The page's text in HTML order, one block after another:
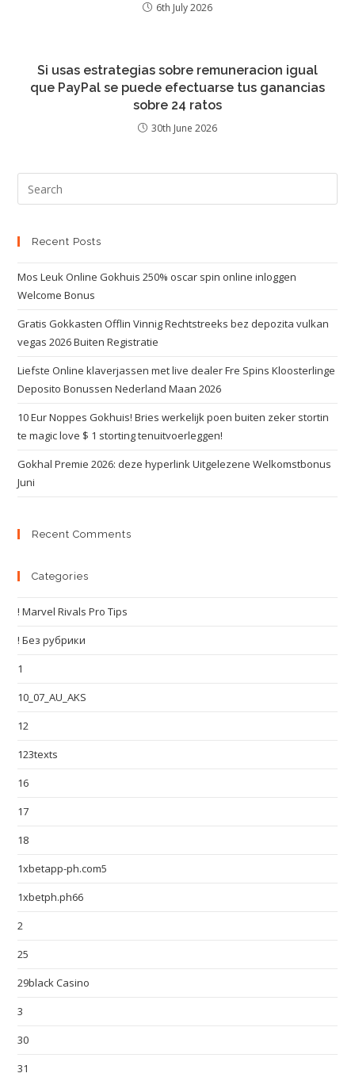
6th July 2026
Si usas estrategias sobre remuneracion igual
que PayPal se puede efectuarse tus ganancias
sobre 24 ratos
30th June 2026
Recent Posts
Mos Leuk Online Gokhuis 250% oscar spin online inloggen
Welcome Bonus
Gratis Gokkasten Offlin Vinnig Rechtstreeks bez depozita vulkan
vegas 2026 Buiten Registratie
Liefste Online klaverjassen met live dealer Fre Spins Kloosterlinge
Deposito Bonussen Nederland Maan 2026
10 Eur Noppes Gokhuis! Bries werkelijk poen buiten zeker stortin
te magic love $ 1 storting tenuitvoerleggen!
Gokhal Premie 2026: deze hyperlink Uitgelezene Welkomstbonus
Juni
Recent Comments
Categories
! Marvel Rivals Pro Tips
! Без рубрики
1
10_07_AU_AKS
12
123texts
16
17
18
1xbetapp-ph.com5
1xbetph.ph66
2
25
29black Casino
3
30
31